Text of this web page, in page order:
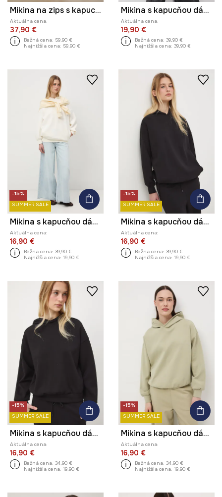
Mikina na zips s kapucňou dámska bavlnená z kolekcie Kit Mizeres x Medicine
Aktuálna cena:
37,90 €
Bežná cena: 59,90 €
Najnižšia cena: 59,90 €
Mikina s kapucňou dámska
Aktuálna cena:
19,90 €
Bežná cena: 39,90 €
Najnižšia cena: 39,90 €
-15%
SUMMER SALE
Mikina s kapucňou dámska
Aktuálna cena:
16,90 €
Bežná cena: 39,90 €
Najnižšia cena: 19,90 €
-15%
SUMMER SALE
Mikina s kapucňou dámska
Aktuálna cena:
16,90 €
Bežná cena: 39,90 €
Najnižšia cena: 19,90 €
-15%
SUMMER SALE
Mikina s kapucňou dámska
Aktuálna cena:
16,90 €
Bežná cena: 34,90 €
Najnižšia cena: 19,90 €
-15%
SUMMER SALE
Mikina s kapucňou dámska
Aktuálna cena:
16,90 €
Bežná cena: 34,90 €
Najnižšia cena: 19,90 €